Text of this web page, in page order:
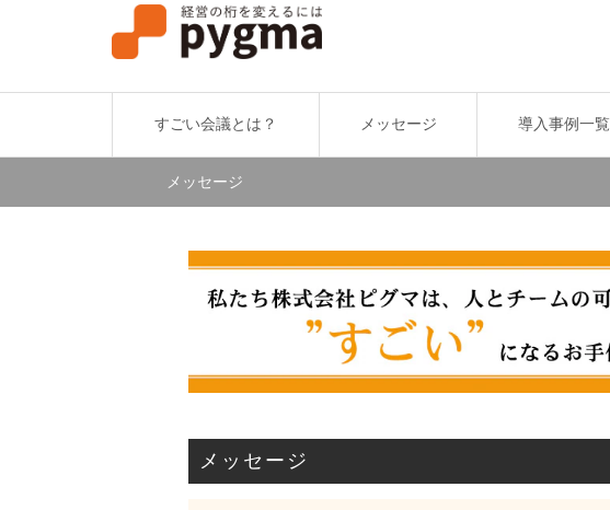
すごい会議とは？ メッセージ 導入事例一覧
メッセージ
メッセージ